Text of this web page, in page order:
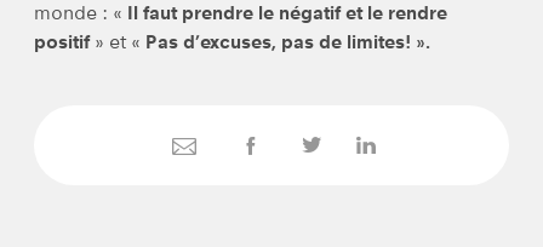
monde : « Il faut prendre le négatif et le rendre
positif» et « Pas d’excuses, pas de limites! ».